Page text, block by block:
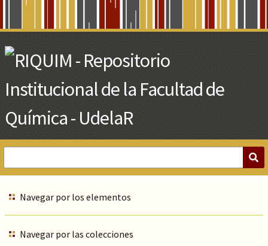
Main
Content
Navegar por los elementos
Navegar por las colecciones